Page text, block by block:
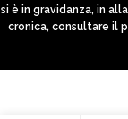
si è in gravidanza, in
cronica, consultare il